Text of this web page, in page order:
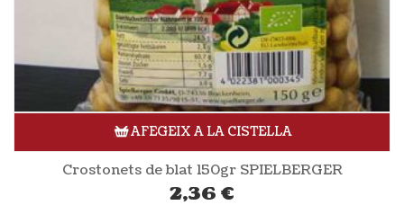
AFEGEIX A LA CISTELLA
Crostonets de blat 150gr SPIELBERGER
2,36 €